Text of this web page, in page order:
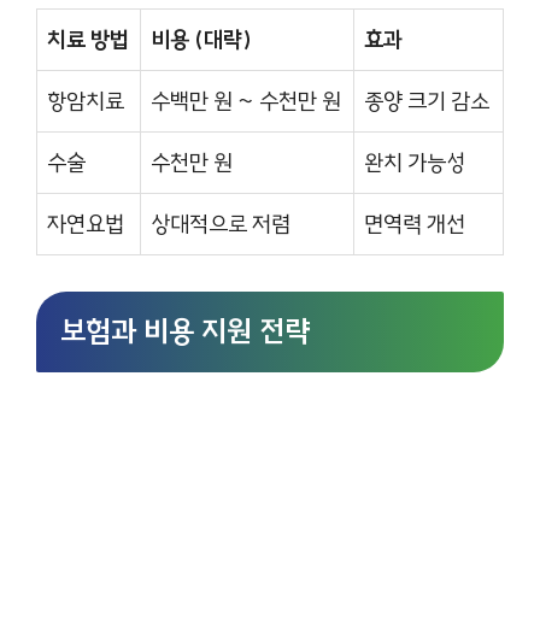
치료 방법 비용 (대략) 효과
항암치료 수백만 원 ~ 수천만 원 종양 크기 감소
수술 수천만 원 완치 가능성
자연요법 상대적으로 저렴 면역력 개선
보험과 비용 지원 전략